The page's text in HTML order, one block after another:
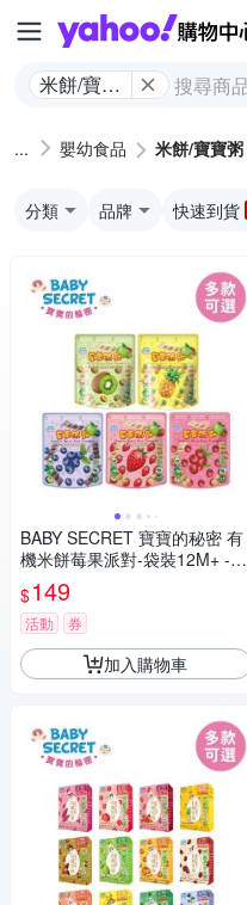
米餅/寶寶
嬰幼食品 米餅/寶寶粥
分類 品牌 快速到貨
BABY SECRET 寶寶的秘密 有
機米餅莓果派對-袋裝12M+ -多
款任選
$149
活動 券
加入購物車